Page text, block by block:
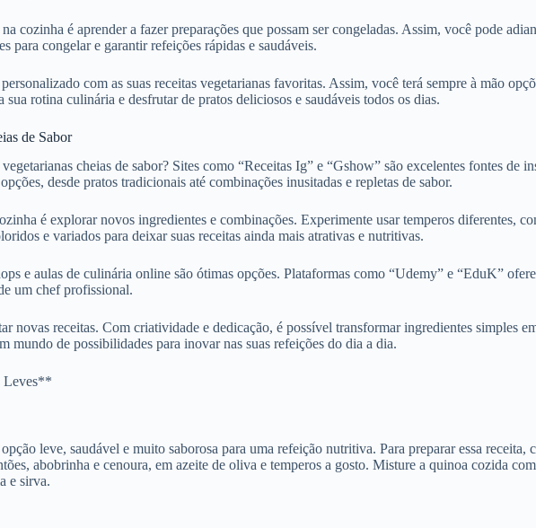
cozinha é aprender a fazer preparações que possam ser congeladas. Assim, você pode
para congelar e garantir refeições rápidas e saudáveis.
com as suas receitas vegetarianas favoritas. Assim, você terá sempre à mão
rotina culinária e desfrutar de pratos deliciosos e saudáveis todos os dias.
de Sabor
cheias de sabor? Sites como “Receitas Ig” e “Gshow” são excelentes fontes de
desde pratos tradicionais até combinações inusitadas e repletas de sabor.
é explorar novos ingredientes e combinações. Experimente usar temperos diferentes,
e variados para deixar suas receitas ainda mais atrativas e nutritivas.
e aulas de culinária online são ótimas opções. Plataformas como “Udemy” e “EduK”
um chef profissional.
novas receitas. Com criatividade e dedicação, é possível transformar ingredientes simples
mundo de possibilidades para inovar nas suas refeições do dia a dia.
Leves**
leve, saudável e muito saborosa para uma refeição nutritiva. Para preparar essa
abobrinha e cenoura, em azeite de oliva e temperos a gosto. Misture a quinoa cozida
e sirva.